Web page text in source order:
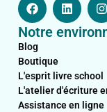
a
c
e
b
o
o
k
i
n
k
i
n
n
s
t
r
a
Notre
Blog
Boutique
L'esprit livre school
L'atelier d'écriture
Assistance en ligne